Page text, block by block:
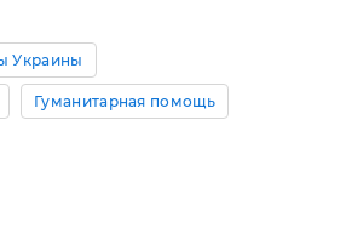
Украины
Гуманитарная помощь